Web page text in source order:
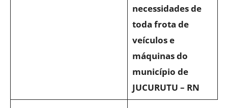
necessidades de
toda frota de
veículos e
máquinas do
município de
JUCURUTU – RN